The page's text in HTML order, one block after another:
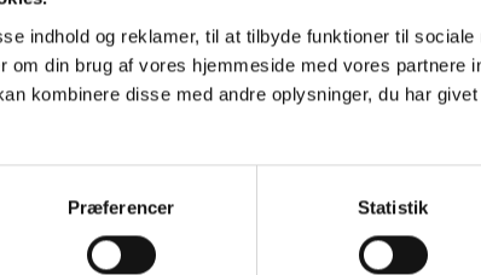
indhold og reklamer, til at tilbyde funktioner til
om din brug af vores hjemmeside med vores partnere
kombinere disse med andre oplysninger, du har
Præferencer Statistik
fire